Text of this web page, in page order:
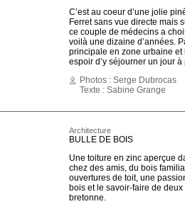
C’est au coeur d’une jolie
Ferret sans vue directe mais
ce couple de médecins a
voilà une dizaine d’années.
principale en zone urbaine
espoir d’y séjourner un jour
Photos : Serge Dubrocas
Texte : Sabine Grange
Architecture
BULLE DE BOIS
Une toiture en zinc aperçue
chez des amis, du bois
ouvertures de toit, une
bois et le savoir-faire de
bretonne.